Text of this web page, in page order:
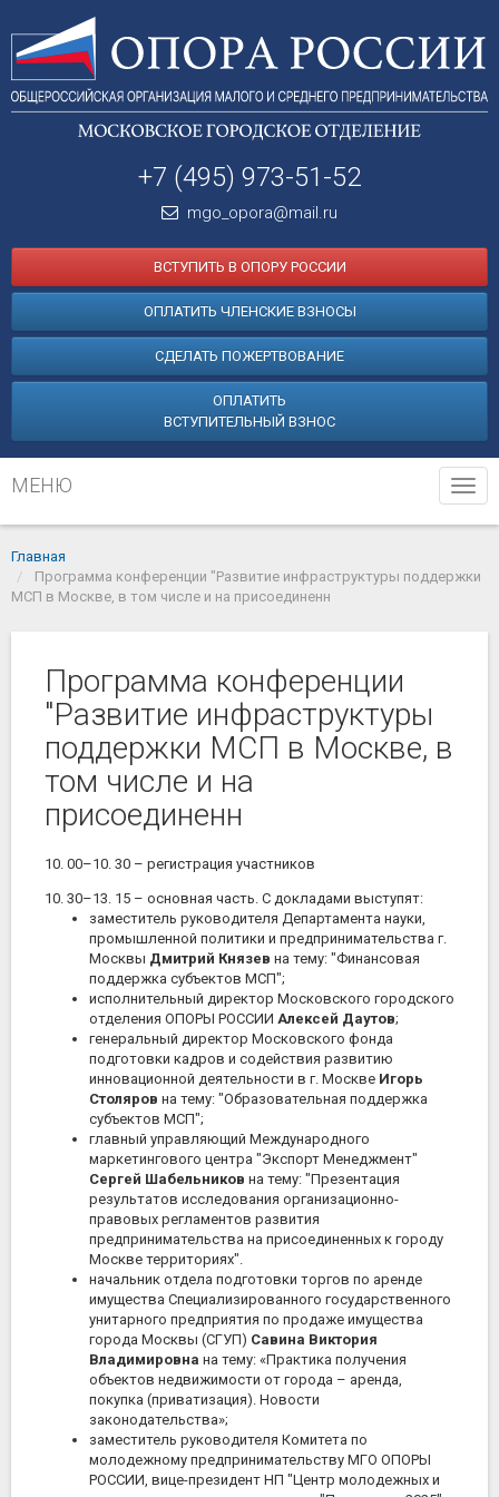
+7 (495) 973-51-52
mgo_opora@mail.ru
ВСТУПИТЬ В ОПОРУ РОССИИ
ОПЛАТИТЬ ЧЛЕНСКИЕ ВЗНОСЫ
СДЕЛАТЬ ПОЖЕРТВОВАНИЕ
ОПЛАТИТЬ
ВСТУПИТЕЛЬНЫЙ ВЗНОС
МЕНЮ
Главная
Программа конференции "Развитие инфраструктуры поддержки
МСП в Москве, в том числе и на присоединенн
Программа конференции
"Развитие инфраструктуры
поддержки МСП в Москве, в
том числе и на
присоединенн
10. 00–10. 30 – регистрация участников
10. 30–13. 15 – основная часть. С докладами выступят:
заместитель руководителя Департамента науки,
промышленной политики и предпринимательства г.
Москвы Дмитрий Князев на тему: "Финансовая
поддержка субъектов МСП";
исполнительный директор Московского городского
отделения ОПОРЫ РОССИИ Алексей Даутов;
генеральный директор Московского фонда
подготовки кадров и содействия развитию
инновационной деятельности в г. Москве Игорь
Столяров на тему: "Образовательная поддержка
субъектов МСП";
главный управляющий Международного
маркетингового центра "Экспорт Менеджмент"
Сергей Шабельников на тему: "Презентация
результатов исследования организационно-
правовых регламентов развития
предпринимательства на присоединенных к городу
Москве территориях".
начальник отдела подготовки торгов по аренде
имущества Специализированного государственного
унитарного предприятия по продаже имущества
города Москвы (СГУП) Савина Виктория
Владимировна на тему: «Практика получения
объектов недвижимости от города – аренда,
покупка (приватизация). Новости
законодательства»;
заместитель руководителя Комитета по
молодежному предпринимательству МГО ОПОРЫ
РОССИИ, вице-президент НП "Центр молодежных и